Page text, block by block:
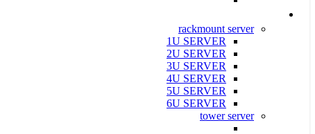
rackmount server
1U SERVER
2U SERVER
3U SERVER
4U SERVER
5U SERVER
6U SERVER
tower server